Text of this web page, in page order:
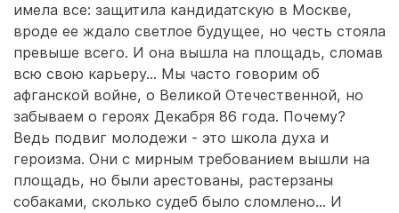
имела все: защитила кандидатскую в Москве,
вроде ее ждало светлое будущее, но честь стояла
превыше всего. И она вышла на площадь, сломав
всю свою карьеру... Мы часто говорим об
афганской войне, о Великой Отечественной, но
забываем о героях Декабря 86 года. Почему?
Ведь подвиг молодежи - это школа духа и
героизма. Они с мирным требованием вышли на
площадь, но были арестованы, растерзаны
собаками, сколько судеб было сломлено... И